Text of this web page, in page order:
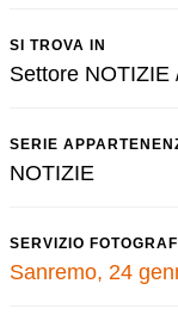
SI TROVA IN
Settore NOTIZIE
SERIE
NOTIZIE
SERVIZIO
Sanremo, 24